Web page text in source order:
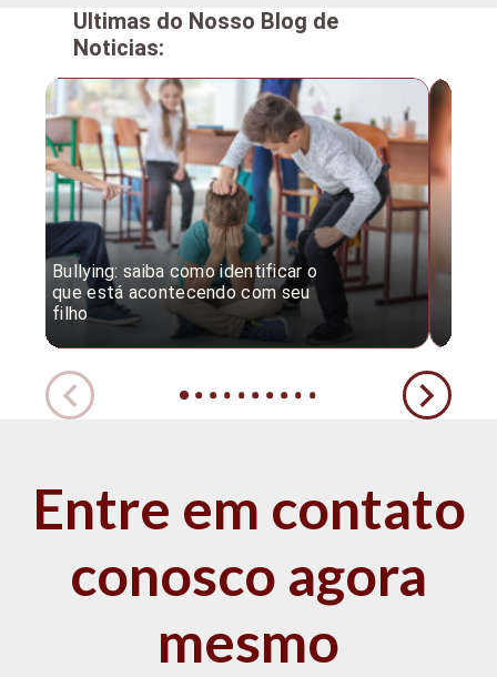
Ultimas do Nosso Blog de
Noticias:
Bullying: saiba como identificar o
que está acontecendo com seu
filho
Entre em contato
conosco agora
mesmo